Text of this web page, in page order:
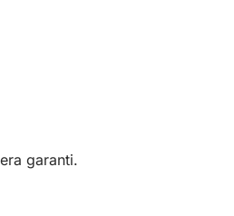
garanti.